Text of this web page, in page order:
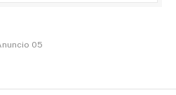
05